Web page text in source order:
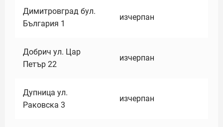
Димитровград бул.
България 1
изчерпан
Добрич ул. Цар
Петър 22
изчерпан
Дупница ул.
Раковска 3
изчерпан